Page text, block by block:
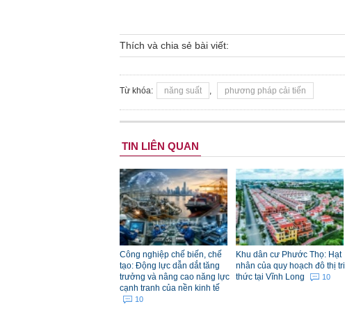
Thích và chia sẻ bài viết:
Từ khóa: năng suất phương pháp cải tiến
TIN LIÊN QUAN
Công nghiệp chế biến, chế
tạo: Động lực dẫn dắt tăng
trưởng và nâng cao năng lực
cạnh tranh của nền kinh tế
10
Khu dân cư Phước Thọ: Hạt
nhân của quy hoạch đô thị tri
thức tại Vĩnh Long
10